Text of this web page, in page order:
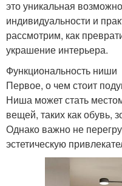
это уникальная
индивидуальности и
рассмотрим, как
украшение интерьера.
Функциональность ниши
Первое, о чем стоит
Ниша может стать
вещей, таких как обувь,
Однако важно не
эстетическую